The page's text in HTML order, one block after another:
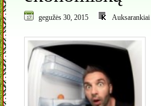
gegužės 30, 2015 Auksarankiai